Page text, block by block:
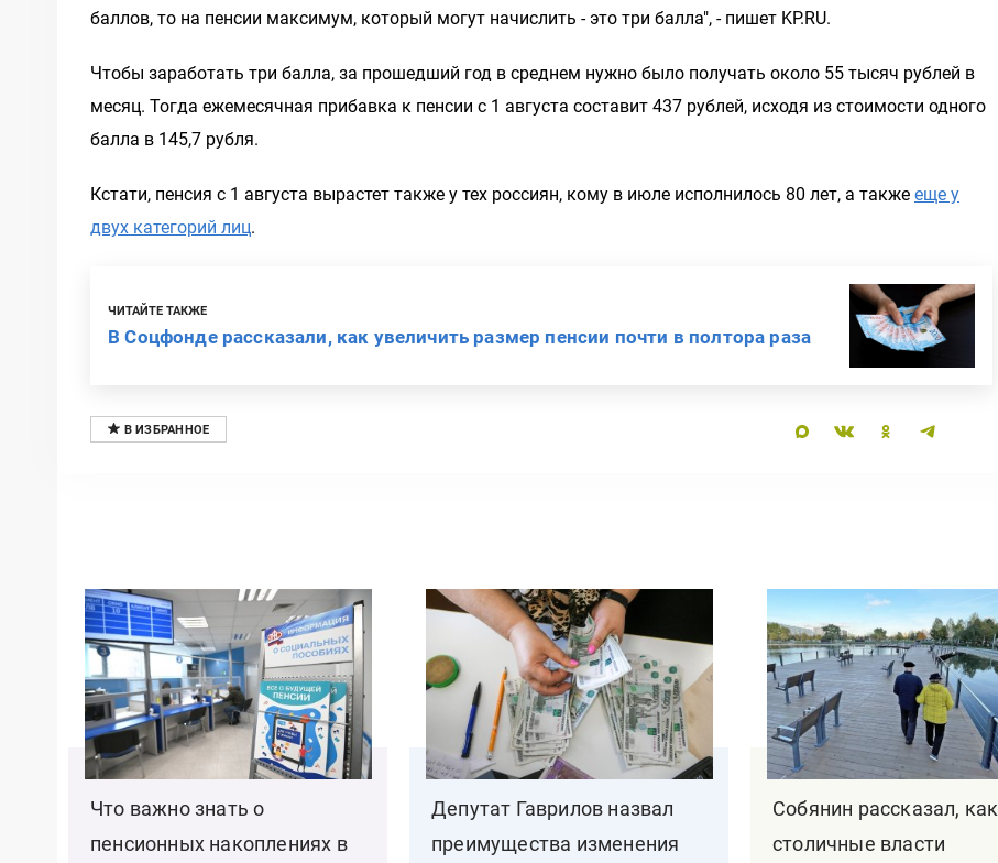
баллов, то на пенсии максимум, который могут начислить - это три балла", - пишет KP.RU.
Чтобы заработать три балла, за прошедший год в среднем нужно было получать около 55 тысяч рублей в
месяц. Тогда ежемесячная прибавка к пенсии с 1 августа составит 437 рублей, исходя из стоимости одного
балла в 145,7 рубля.
Кстати, пенсия с 1 августа вырастет также у тех россиян, кому в июле исполнилось 80 лет, а также еще у
двух категорий лиц.
ЧИТАЙТЕ ТАКЖЕ
В Соцфонде рассказали, как увеличить размер пенсии почти в полтора раза
Что важно знать о
пенсионных накоплениях в
Депутат Гаврилов назвал
преимущества изменения
Собянин рассказал, как
столичные власти